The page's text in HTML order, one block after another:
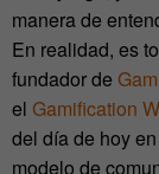
manera de
En realidad, es
fundador de
el Gamification
del día de hoy
modelo de